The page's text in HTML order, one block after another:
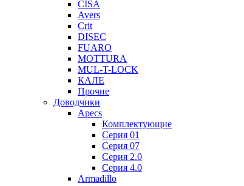
CISA
Avers
Crit
DISEC
FUARO
MOTTURA
MUL-T-LOCK
КАЛЕ
Прочие
Доводчики
Apecs
Комплектующие
Серия 01
Серия 07
Серия 2.0
Серия 4.0
Armadillo